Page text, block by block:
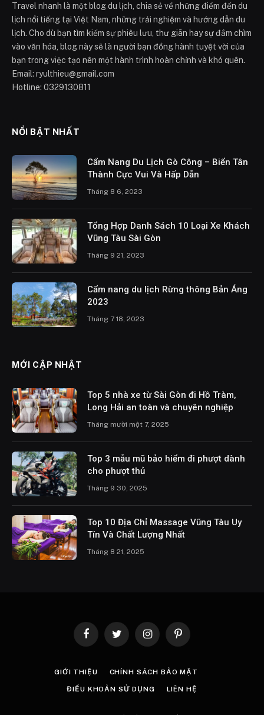
Travel nhanh là một blog du lịch, chia sẻ về những điểm đến du
lịch nổi tiếng tại Việt Nam, những trải nghiệm và hướng dẫn du
lịch. Cho dù bạn tìm kiếm sự phiêu lưu, thư giãn hay sự đắm chìm
vào văn hóa, blog này sẽ là người bạn đồng hành tuyệt vời của
bạn trong việc tạo nên một hành trình hoàn chỉnh và khó quên.
Email: ryulthieu@gmail.com
Hotline: 0329130811
NỔI BẬT NHẤT
Cẩm Nang Du Lịch Gò Công – Biển Tân
Thành Cực Vui Và Hấp Dẫn
Tháng 8 6, 2023
Tổng Hợp Danh Sách 10 Loại Xe Khách
Vũng Tàu Sài Gòn
Tháng 9 21, 2023
Cẩm nang du lịch Rừng thông Bản Áng
2023
Tháng 7 18, 2023
MỚI CẬP NHẬT
Top 5 nhà xe từ Sài Gòn đi Hồ Tràm,
Long Hải an toàn và chuyên nghiệp
Tháng mười một 7, 2025
Top 3 mẫu mũ bảo hiểm đi phượt dành
cho phượt thủ
Tháng 9 30, 2025
Top 10 Địa Chỉ Massage Vũng Tàu Uy
Tín Và Chất Lượng Nhất
Tháng 8 21, 2025
FacebookTwitter InstagramPinterest
GIỚI THIỆU CHÍNH SÁCH BẢO MẬT
ĐIỀU KHOẢN SỬ DỤNG LIÊN HỆ